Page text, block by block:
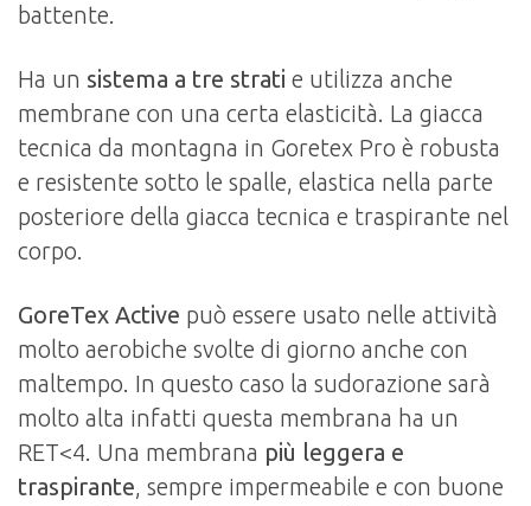
battente.
Ha un sistema a tre strati e utilizza anche
membrane con una certa elasticità. La giacca
tecnica da montagna in Goretex Pro è robusta
e resistente sotto le spalle, elastica nella parte
posteriore della giacca tecnica e traspirante nel
corpo.
GoreTex Active può essere usato nelle attività
molto aerobiche svolte di giorno anche con
maltempo. In questo caso la sudorazione sarà
molto alta infatti questa membrana ha un
RET<4. Una membrana più leggera e
traspirante, sempre impermeabile e con buone